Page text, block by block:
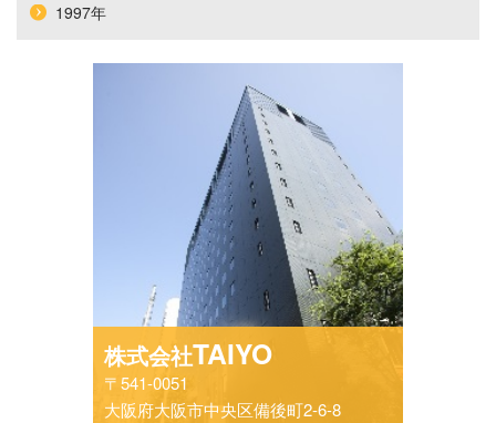
1997年
株式会社TAIYO
〒541-0051
大阪府大阪市中央区備後町2-6-8